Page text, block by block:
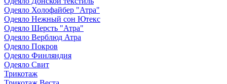
Одеяло Холофайбер "Атра"
Одеяло Нежный сон Ютекс
Одеяло Шерсть "Атра"
Одеяло Верблюд Атра
Одеяло Покров
Одеяло Финляндия
Одеяло Свит
Трикотаж